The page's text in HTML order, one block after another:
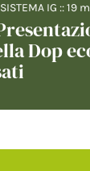
SISTEMA IG ::19
Dop